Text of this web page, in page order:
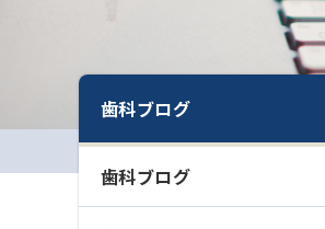
歯科ブログ
歯科ブログ